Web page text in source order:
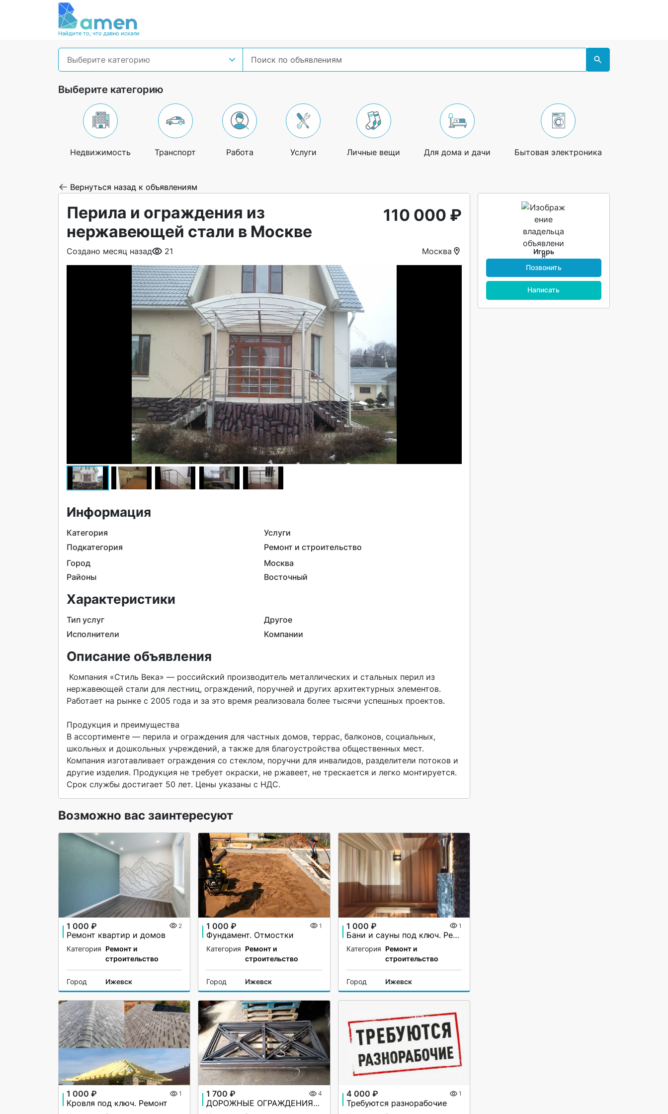
Найдите то, что давно искали
Выберите категорию
Выберите категорию
Недвижимость Транспорт Работа Услуги Личные вещи Для дома и дачи Бытовая электроника
Вернуться назад к объявлениям
Перила и ограждения из
нержавеющей стали в Москве
110 000 ₽
Создано месяц назад 21 Москва
Информация
Категория
Услуги
Подкатегория
Ремонт и строительство
Город
Москва
Районы
Восточный
Характеристики
Тип услуг
Другое
Исполнители
Компании
Описание объявления
нержавеющей стали для лестниц, ограждений, поручней и других архитектурных элементов.
Работает на рынке с 2005 года и за это время реализовала более тысячи успешных проектов.
Продукция и преимущества
В ассортименте — перила и ограждения для частных домов, террас, балконов, социальных,
школьных и дошкольных учреждений, а также для благоустройства общественных мест.
Компания изготавливает ограждения со стеклом, поручни для инвалидов, разделители потоков и
другие изделия. Продукция не требует окраски, не ржавеет, не трескается и легко монтируется.
Срок службы достигает 50 лет. Цены указаны с НДС.
Возможно вас заинтересуют
1 000 ₽ 2
Ремонт квартир и домов
Категория Ремонт и
строительство
Город Ижевск
1 000 ₽ 1
Фундамент. Отмостки
Категория Ремонт и
строительство
Город Ижевск
1 000 ₽ 1
Бани и сауны под ключ. Ремонт
Категория Ремонт и
строительство
Город Ижевск
1 000 ₽ 1
Кровля под ключ. Ремонт
1 700 ₽ 4
ДОРОЖНЫЕ ОГРАЖДЕНИЯ ПО-1
4 000 ₽ 1
Требуются разнорабочие
Игорь
Позвонить
Написать